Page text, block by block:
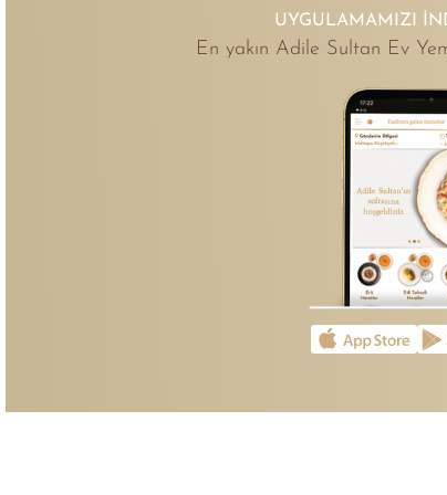
UYGULAMAMIZI
En yakın Adile Sultan Ev